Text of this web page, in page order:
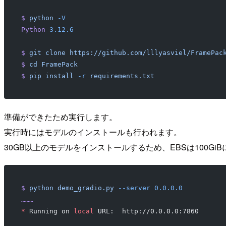
$ python -V
Python 3.12.6
$ git clone https://github.com/lllyasviel/
$ cd
FramePack
$ pip install -r requirements.txt
準備ができたため実行します。
実行時にはモデルのインストールも行われます。
30GB以上のモデルをインストールするため、EBSは100GiB
$ python demo_gradio.py --server 0.0.0.0
………
* Running on local URL:  http://0.0.0.0:7860